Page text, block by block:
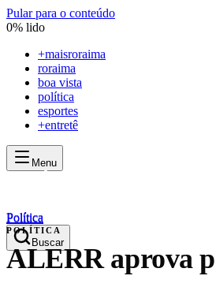
Pular para o conteúdo
0% lido
+maisroraima
roraima
boa vista
política
esportes
+entretê
Menu
maisroraima
Política
Buscar
Política
POLÍTICA
ALERR aprova